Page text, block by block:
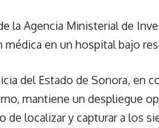
la Agencia Ministerial de
en un hospital bajo
del Estado de Sonora,
mantiene un despliegue
localizar y capturar a los